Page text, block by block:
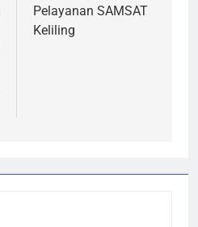
Pelayanan SAMSAT
Keliling